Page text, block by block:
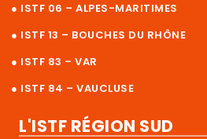
● ISTF 06 – ALPES-MARITIMES
● ISTF 13 – BOUCHES DU RHÔNE
● ISTF 83 – VAR
● ISTF 84 – VAUCLUSE
L'ISTF RÉGION SUD